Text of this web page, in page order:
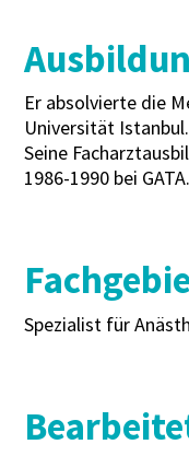
Er absolvierte die
Universität Istanbul.
Seine
1986-1990 bei GATA.
Spezialist für